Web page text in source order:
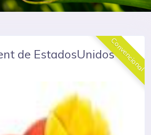
Convencional
de EstadosUnidos